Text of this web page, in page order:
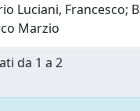
Luciani, Francesco;
Marzio
da 1 a 2